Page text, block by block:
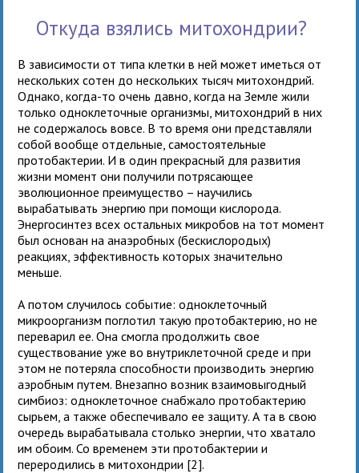
Откуда взялись митохондрии?
В зависимости от типа клетки в ней может иметься от
нескольких сотен до нескольких тысяч митохондрий.
Однако, когда-то очень давно, когда на Земле жили
только одноклеточные организмы, митохондрий в них
не содержалось вовсе. В то время они представляли
собой вообще отдельные, самостоятельные
протобактерии. И в один прекрасный для развития
жизни момент они получили потрясающее
эволюционное преимущество – научились
вырабатывать энергию при помощи кислорода.
Энергосинтез всех остальных микробов на тот момент
был основан на анаэробных (бескислородых)
реакциях, эффективность которых значительно
меньше.
А потом случилось событие: одноклеточный
микроорганизм поглотил такую протобактерию, но не
переварил ее. Она смогла продолжить свое
существование уже во внутриклеточной среде и при
этом не потеряла способности производить энергию
аэробным путем. Внезапно возник взаимовыгодный
симбиоз: одноклеточное снабжало протобактерию
сырьем, а также обеспечивало ее защиту. А та в свою
очередь вырабатывала столько энергии, что хватало
им обоим. Со временем эти протобактерии и
переродились в митохондрии [2].